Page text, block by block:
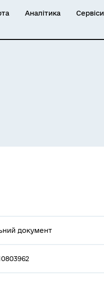
Аналітика Сервіси
документ